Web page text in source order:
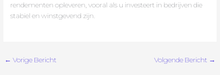
rendementen opleveren, vooral als u investeert in bedrijven die
stabiel en winstgevend zijn.
← Vorige Bericht Volgende Bericht →